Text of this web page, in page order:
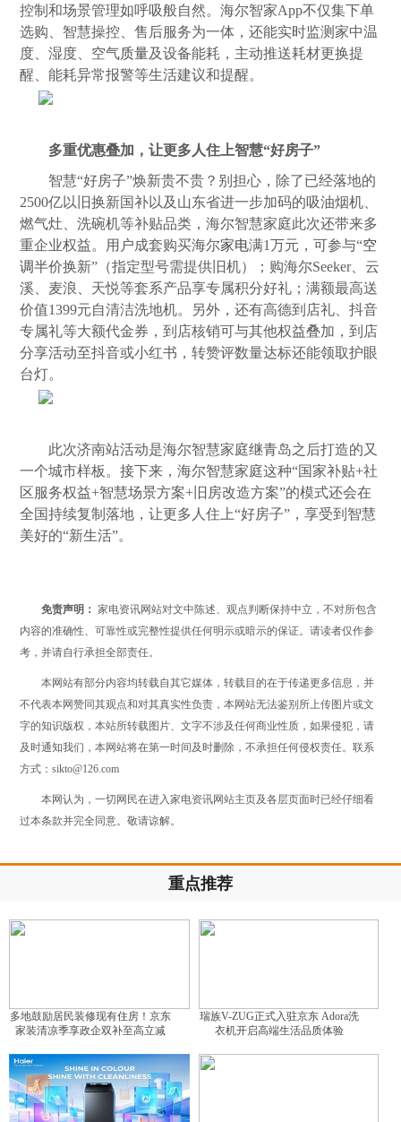
控制和场景管理如呼吸般自然。海尔智家App不仅集下单
选购、智慧操控、售后服务为一体，还能实时监测家中温
度、湿度、空气质量及设备能耗，主动推送耗材更换提
醒、能耗异常报警等生活建议和提醒。
多重优惠叠加，让更多人住上智慧“好房子”
智慧“好房子”焕新贵不贵？别担心，除了已经落地的
2500亿以旧换新国补以及山东省进一步加码的吸油烟机、
燃气灶、洗碗机等补贴品类，海尔智慧家庭此次还带来多
重企业权益。用户成套购买海尔家电满1万元，可参与“空
调半价换新”（指定型号需提供旧机）；购海尔Seeker、云
溪、麦浪、天悦等套系产品享专属积分好礼；满额最高送
价值1399元自清洁洗地机。另外，还有高德到店礼、抖音
专属礼等大额代金券，到店核销可与其他权益叠加，到店
分享活动至抖音或小红书，转赞评数量达标还能领取护眼
台灯。
此次济南站活动是海尔智慧家庭继青岛之后打造的又
一个城市样板。接下来，海尔智慧家庭这种“国家补贴+社
区服务权益+智慧场景方案+旧房改造方案”的模式还会在
全国持续复制落地，让更多人住上“好房子”，享受到智慧
美好的“新生活”。
免责声明： 家电资讯网站对文中陈述、观点判断保持中立，不对所包含
内容的准确性、可靠性或完整性提供任何明示或暗示的保证。请读者仅作参
考，并请自行承担全部责任。
本网站有部分内容均转载自其它媒体，转载目的在于传递更多信息，并
不代表本网赞同其观点和对其真实性负责，本网站无法鉴别所上传图片或文
字的知识版权，本站所转载图片、文字不涉及任何商业性质，如果侵犯，请
及时通知我们，本网站将在第一时间及时删除，不承担任何侵权责任。联系
方式：sikto@126.com
本网认为，一切网民在进入家电资讯网站主页及各层页面时已经仔细看
过本条款并完全同意。敬请谅解。
重点推荐
多地鼓励居民装修现有住房！京东
家装清凉季享政企双补至高立减
瑞族V-ZUG正式入驻京东 Adora洗
衣机开启高端生活品质体验